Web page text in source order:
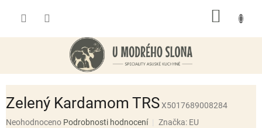
Zelený Kardamom TRSX5017689008284
Průměrné
Neohodnoceno Podrobnosti hodnocení Značka: EU